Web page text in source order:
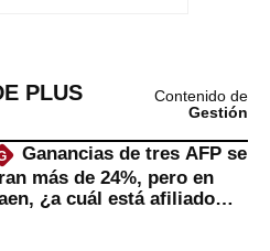
PLUS
Contenido de
Gestión
Ganancias de tres AFP se
más de 24%, pero en
¿a cuál está afiliado